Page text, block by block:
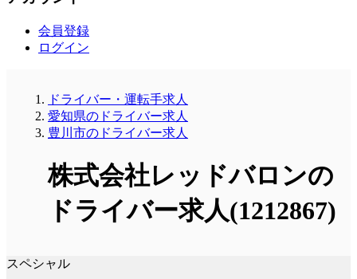
会員登録
ログイン
ドライバー・運転手求人
愛知県のドライバー求人
豊川市のドライバー求人
株式会社レッドバロンの
ドライバー求人(1212867)
スペシャル